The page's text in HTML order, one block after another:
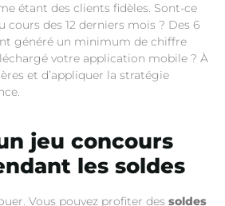
étant des clients fidèles. Sont-ce
cours des 12 derniers mois ? Des 6
généré un minimum de chiffre
votre application mobile ? À
et d’appliquer la stratégie
jeu concours
les soldes
Vous pouvez profiter des soldes